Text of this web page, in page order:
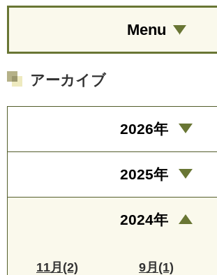
Menu
アーカイブ
2026年
2025年
2024年
11月(2) 9月(1)